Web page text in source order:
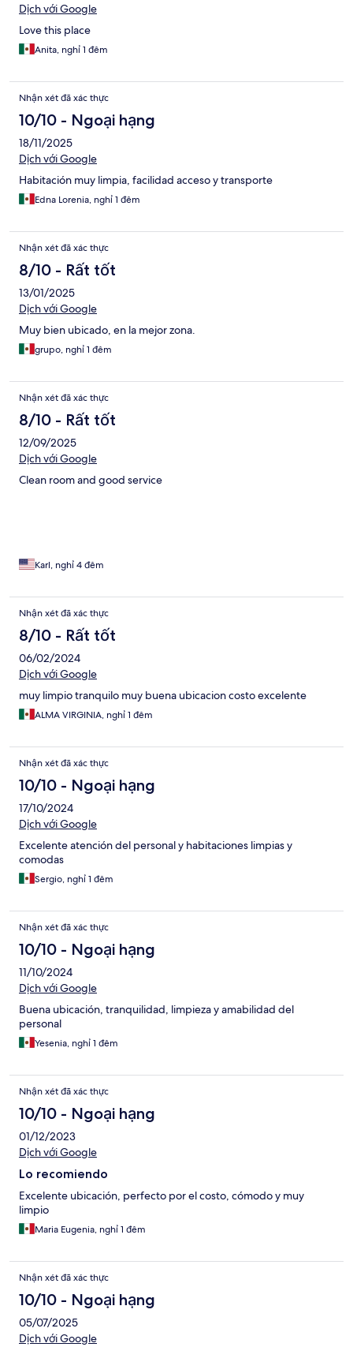
Dịch với Google
Love this place
Anita, nghỉ 1 đêm
Nhận xét đã xác thực
10/10 - Ngoại hạng
18/11/2025
Dịch với Google
Habitación muy limpia, facilidad acceso y transporte
Edna Lorenia, nghỉ 1 đêm
Nhận xét đã xác thực
8/10 - Rất tốt
13/01/2025
Dịch với Google
Muy bien ubicado, en la mejor zona.
grupo, nghỉ 1 đêm
Nhận xét đã xác thực
8/10 - Rất tốt
12/09/2025
Dịch với Google
Clean room and good service
Karl, nghỉ 4 đêm
Nhận xét đã xác thực
8/10 - Rất tốt
06/02/2024
Dịch với Google
muy limpio tranquilo muy buena ubicacion costo excelente
ALMA VIRGINIA, nghỉ 1 đêm
Nhận xét đã xác thực
10/10 - Ngoại hạng
17/10/2024
Dịch với Google
Excelente atención del personal y habitaciones limpias y
comodas
Sergio, nghỉ 1 đêm
Nhận xét đã xác thực
10/10 - Ngoại hạng
11/10/2024
Dịch với Google
Buena ubicación, tranquilidad, limpieza y amabilidad del
personal
Yesenia, nghỉ 1 đêm
Nhận xét đã xác thực
10/10 - Ngoại hạng
01/12/2023
Dịch với Google
Lo recomiendo
Excelente ubicación, perfecto por el costo, cómodo y muy
limpio
Maria Eugenia, nghỉ 1 đêm
Nhận xét đã xác thực
10/10 - Ngoại hạng
05/07/2025
Dịch với Google